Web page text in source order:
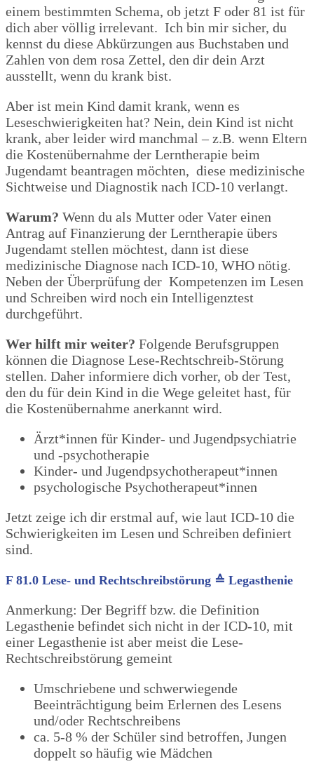
einem bestimmten Schema, ob jetzt F oder 81 ist für
dich aber völlig irrelevant. Ich bin mir sicher, du
kennst du diese Abkürzungen aus Buchstaben und
Zahlen von dem rosa Zettel, den dir dein Arzt
ausstellt, wenn du krank bist.
Aber ist mein Kind damit krank, wenn es
Leseschwierigkeiten hat? Nein, dein Kind ist nicht
krank, aber leider wird manchmal – z.B. wenn Eltern
die Kostenübernahme der Lerntherapie beim
Jugendamt beantragen möchten, diese medizinische
Sichtweise und Diagnostik nach ICD-10 verlangt.
Warum? Wenn du als Mutter oder Vater einen
Antrag auf Finanzierung der Lerntherapie übers
Jugendamt stellen möchtest, dann ist diese
medizinische Diagnose nach ICD-10, WHO nötig.
Neben der Überprüfung der Kompetenzen im Lesen
und Schreiben wird noch ein Intelligenztest
durchgeführt.
Wer hilft mir weiter? Folgende Berufsgruppen
können die Diagnose Lese-Rechtschreib-Störung
stellen. Daher informiere dich vorher, ob der Test,
den du für dein Kind in die Wege geleitet hast, für
die Kostenübernahme anerkannt wird.
Ärzt*innen für Kinder- und Jugendpsychiatrie
und -psychotherapie
Kinder- und Jugendpsychotherapeut*innen
psychologische Psychotherapeut*innen
Jetzt zeige ich dir erstmal auf, wie laut ICD-10 die
Schwierigkeiten im Lesen und Schreiben definiert
sind.
F 81.0 Lese- und Rechtschreibstörung ≙ Legasthenie
Anmerkung: Der Begriff bzw. die Definition
Legasthenie befindet sich nicht in der ICD-10, mit
einer Legasthenie ist aber meist die Lese-
Rechtschreibstörung gemeint
Umschriebene und schwerwiegende
Beeinträchtigung beim Erlernen des Lesens
und/oder Rechtschreibens
ca. 5-8 % der Schüler sind betroffen, Jungen
doppelt so häufig wie Mädchen